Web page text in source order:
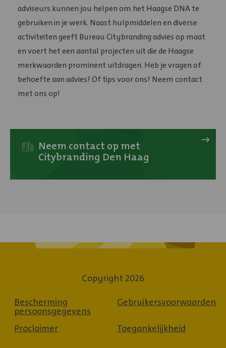
adviseurs kunnen jou helpen om het Haagse DNA te
gebruiken in je werk. Naast hulpmiddelen en diverse
activiteiten geeft Bureau Citybranding advies op maat
en voert het een aantal projecten uit die de Haagse
merkwaarden prominent uitdragen. Heb je vragen of
behoefte aan advies? Of tips voor ons? Neem contact
met ons op!
Neem contact op met
Citybranding Den Haag
meer
Copyright 2026
Bescherming
persoonsgegevens
Gebruikersvoorwaarden
Proclaimer Toegankelijkheid